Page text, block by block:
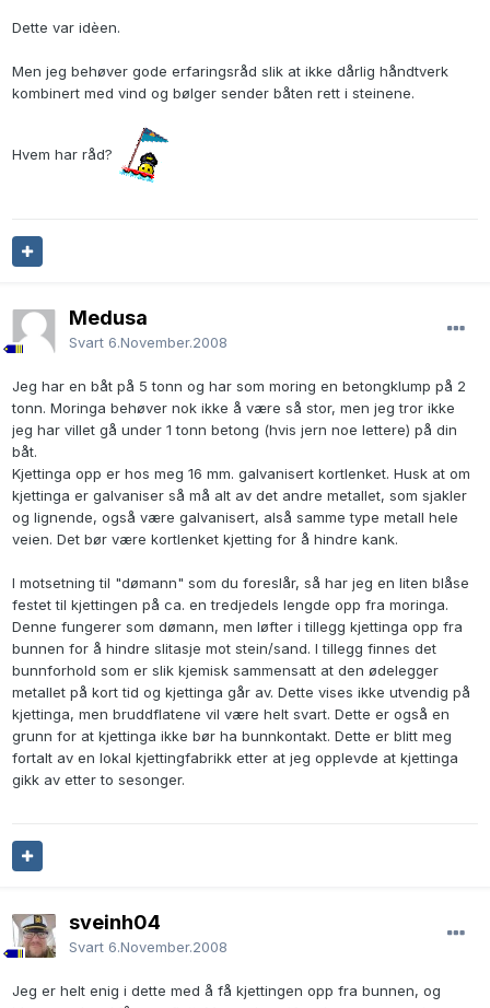
Dette var idèen.
Men jeg behøver gode erfaringsråd slik at ikke dårlig håndtverk
kombinert med vind og bølger sender båten rett i steinene.
Hvem har råd?
Medusa
Svart 6.November.2008
Jeg har en båt på 5 tonn og har som moring en betongklump på 2
tonn. Moringa behøver nok ikke å være så stor, men jeg tror ikke
jeg har villet gå under 1 tonn betong (hvis jern noe lettere) på din
båt.
Kjettinga opp er hos meg 16 mm. galvanisert kortlenket. Husk at om
kjettinga er galvaniser så må alt av det andre metallet, som sjakler
og lignende, også være galvanisert, alså samme type metall hele
veien. Det bør være kortlenket kjetting for å hindre kank.
I motsetning til "dømann" som du foreslår, så har jeg en liten blåse
festet til kjettingen på ca. en tredjedels lengde opp fra moringa.
Denne fungerer som dømann, men løfter i tillegg kjettinga opp fra
bunnen for å hindre slitasje mot stein/sand. I tillegg finnes det
bunnforhold som er slik kjemisk sammensatt at den ødelegger
metallet på kort tid og kjettinga går av. Dette vises ikke utvendig på
kjettinga, men bruddflatene vil være helt svart. Dette er også en
grunn for at kjettinga ikke bør ha bunnkontakt. Dette er blitt meg
fortalt av en lokal kjettingfabrikk etter at jeg opplevde at kjettinga
gikk av etter to sesonger.
sveinh04
Svart 6.November.2008
Jeg er helt enig i dette med å få kjettingen opp fra bunnen, og